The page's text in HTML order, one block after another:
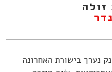
זולה
נערך בישורת האחרונה